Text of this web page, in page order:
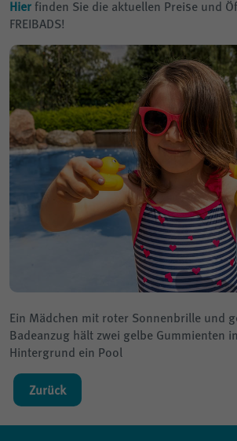
Hier finden Sie die aktuellen Preise und
FREIBADS!
Ein Mädchen mit roter Sonnenbrille und
Badeanzug hält zwei gelbe Gummienten
Hintergrund ein Pool
Zurück